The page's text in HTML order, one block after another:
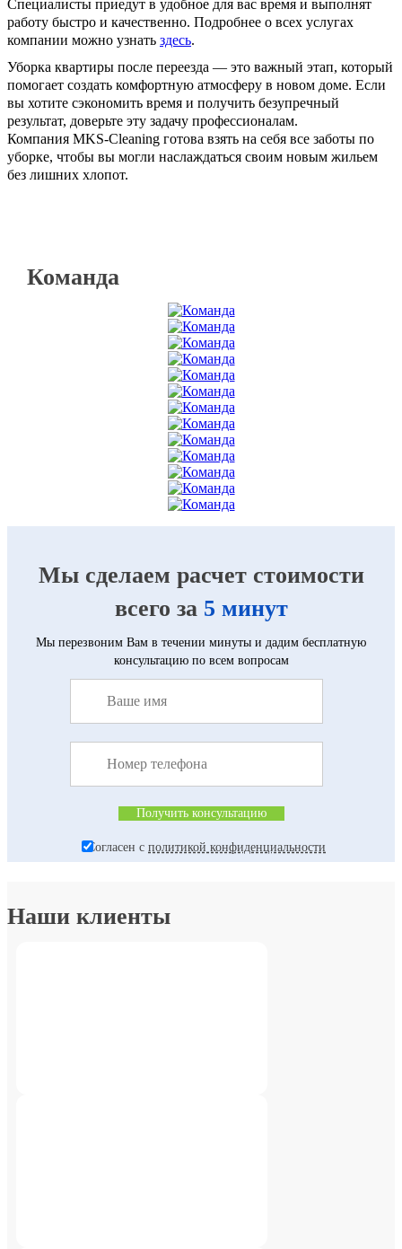
Специалисты приедут в удобное для вас время и выполнят
работу быстро и качественно. Подробнее о всех услугах
компании можно узнать здесь.
Уборка квартиры после переезда — это важный этап, который
помогает создать комфортную атмосферу в новом доме. Если
вы хотите сэкономить время и получить безупречный
результат, доверьте эту задачу профессионалам.
Компания MKS-Cleaning готова взять на себя все заботы по
уборке, чтобы вы могли наслаждаться своим новым жильем
без лишних хлопот.
Команда
Мы сделаем расчет стоимости
всего за 5 минут
Мы перезвоним Вам в течении минуты и дадим бесплатную
консультацию по всем вопросам
Согласен с политикой конфиденциальности
Наши клиенты